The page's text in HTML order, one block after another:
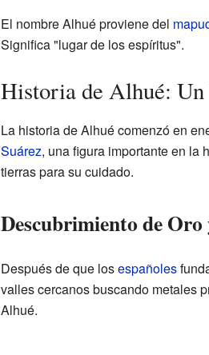
El nombre Alhué proviene del
Significa "lugar de los espíritus".
Historia de Alhué:
La historia de Alhué comenzó en
Suárez, una figura importante en la
tierras para su cuidado.
Descubrimiento de
Después de que losespañoles
valles cercanos buscando metales
Alhué.